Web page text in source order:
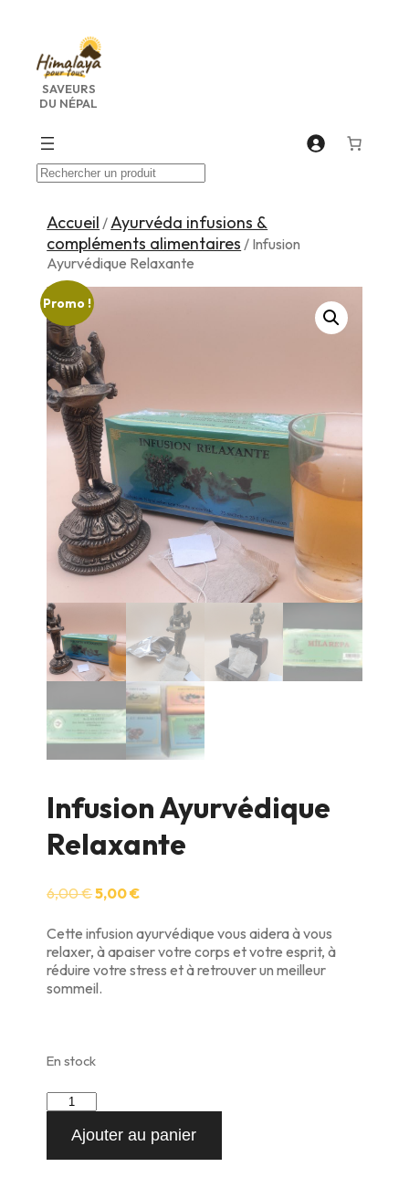
contenu
SAVEURS
DU NÉPAL
Recherche
Accueil /Ayurvéda infusions &
compléments alimentaires / Infusion
Ayurvédique Relaxante
Promo !
Infusion Ayurvédique
Relaxante
6,00€Le
initial
était :
6,00 €.
5,00€Le
actuel
est :
5,00 €.
Cette infusion ayurvédique vous aidera à vous
relaxer, à apaiser votre corps et votre esprit, à
réduire votre stress et à retrouver un meilleur
sommeil.
En stock
quantité
Infusion
Ajouter au panier